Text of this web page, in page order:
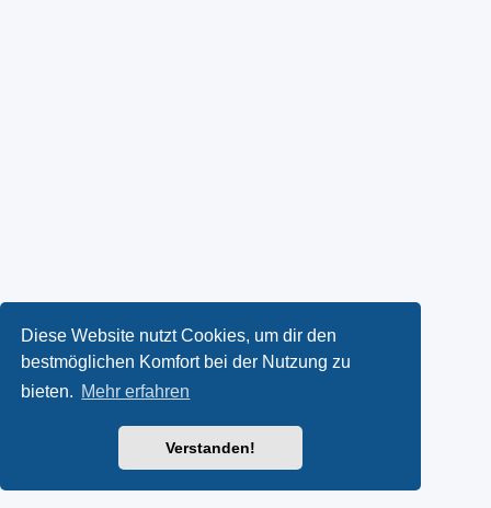
Diese Website nutzt Cookies, um dir den
bestmöglichen Komfort bei der Nutzung zu
bieten. Mehr erfahren
Verstanden!